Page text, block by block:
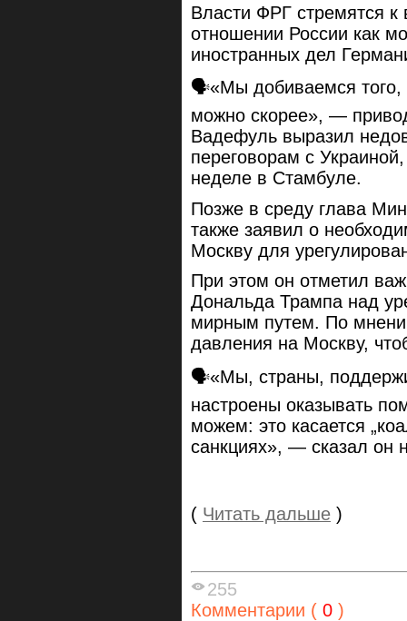
Власти ФРГ стремятся к
отношении России как
иностранных дел
🗣«Мы добиваемся того,
можно скорее», —
Вадефуль выразил
переговорам с
неделе в Стамбуле.
Позже в среду глава
также заявил о
Москву для
При этом он отметил
Дональда Трампа над
мирным путем. По
давления на Москву,
🗣«Мы, страны,
настроены оказывать
можем: это касается
санкциях», — сказал он
( Читать дальше )
255
Комментарии ( 0 )